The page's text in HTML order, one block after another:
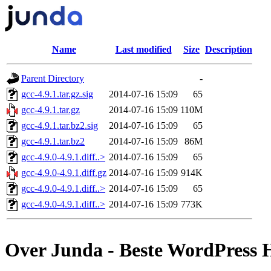
Name Last modified Size Description
Parent Directory
-
gcc-4.9.1.tar.gz.sig
2014-07-16 15:09
65
gcc-4.9.1.tar.gz
2014-07-16 15:09 110M
gcc-4.9.1.tar.bz2.sig
2014-07-16 15:09
65
gcc-4.9.1.tar.bz2
2014-07-16 15:09
86M
gcc-4.9.0-4.9.1.diff..> 2014-07-16 15:09
65
gcc-4.9.0-4.9.1.diff.gz 2014-07-16 15:09 914K
gcc-4.9.0-4.9.1.diff..> 2014-07-16 15:09
65
gcc-4.9.0-4.9.1.diff..> 2014-07-16 15:09 773K
Over Junda - Beste WordPress